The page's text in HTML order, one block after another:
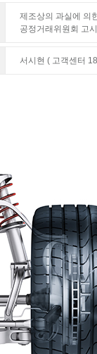
제조상의 과실에 의
공정거래위원회 고
서시현 ( 고객센터